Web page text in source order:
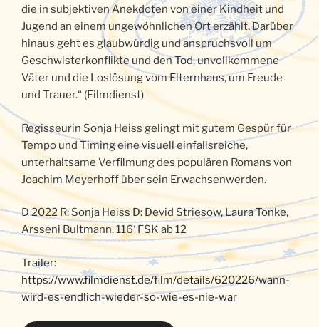
die in subjektiven Anekdoten von einer Kindheit und
Jugend an einem ungewöhnlichen Ort erzählt. Darüber
hinaus geht es glaubwürdig und anspruchsvoll um
Geschwisterkonflikte und den Tod, unvollkommene
Väter und die Loslösung vom Elternhaus, um Freude
und Trauer.“ (Filmdienst)
Regisseurin Sonja Heiss gelingt mit gutem Gespür für
Tempo und Timing eine visuell einfallsreiche,
unterhaltsame Verfilmung des populären Romans von
Joachim Meyerhoff über sein Erwachsenwerden.
D 2022 R: Sonja Heiss D: Devid Striesow, Laura Tonke,
Arsseni Bultmann. 116‘ FSK ab 12
Trailer:
https://www.filmdienst.de/film/details/620226/wann-
wird-es-endlich-wieder-so-wie-es-nie-war